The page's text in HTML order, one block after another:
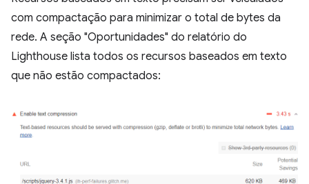
com compactação para minimizar o total de bytes da
rede. A seção "Oportunidades" do relatório do
Lighthouse lista todos os recursos baseados em texto
que não estão compactados: